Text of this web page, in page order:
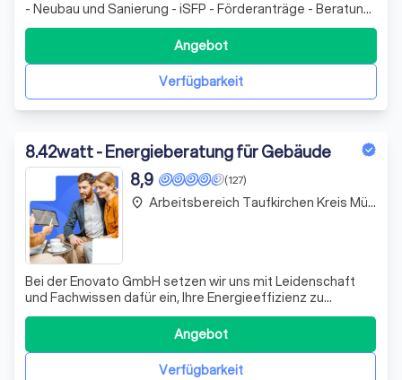
- Neubau und Sanierung - iSFP - Förderanträge - Beratung
und Konzepterstellung - Wirtschaftlichkeitsbetrachtung -
Verfügbarkeit
Angebot
8.42watt - Energieberatung für Gebäude
(127)
8,9
Bei der Enovato GmbH setzen wir uns mit Leidenschaft
und Fachwissen dafür ein, Ihre Energieeffizienz zu
optimieren und nachhaltige Sanierungslösungen
anzubieten. Unser Team aus zertifizierten
Energieberatern steht Ihnen mit umfassender Beratung
zur Seite, um Ihr Zuhause oder Ihre Geschäftsräume nich
Verfügbarkeit
Angebot
place Arbeitsbereich Taufkirchen Kreis München